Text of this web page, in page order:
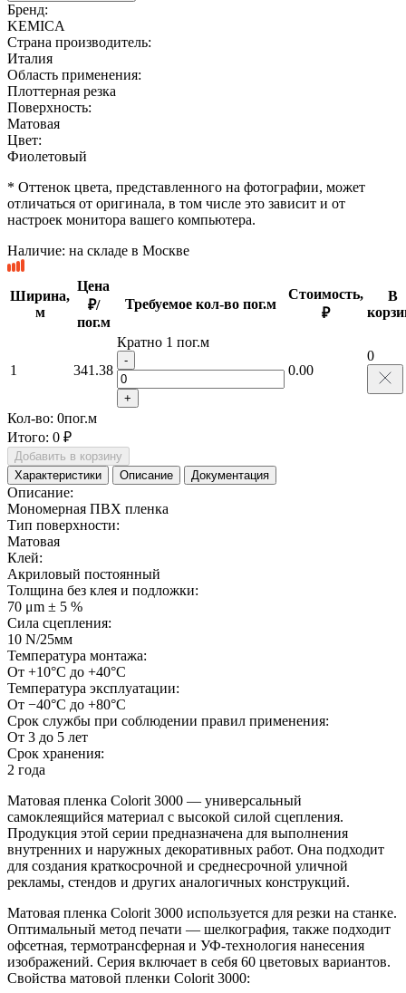
Бренд:
KEMICA
Страна производитель:
Италия
Область применения:
Плоттерная резка
Поверхность:
Матовая
Цвет:
Фиолетовый
* Оттенок цвета, представленного на фотографии, может
отличаться от оригинала, в том числе это зависит и от
настроек монитора вашего компьютера.
Наличие: на складе в Москве
Ширина,
м
Цена
₽/
пог.м
Требуемое кол-во пог.м
Стоимость,
₽
В
1 341.38
Кратно 1 пог.м
-
+
0.00
0
Кол-во: 0пог.м
Итого: 0 ₽
Добавить в корзину
Характеристики
Описание Документация
Описание:
Мономерная ПВХ пленка
Тип поверхности:
Матовая
Клей:
Акриловый постоянный
Толщина без клея и подложки:
70 μm ± 5 %
Сила сцепления:
10 N/25мм
Температура монтажа:
От +10°С до +40°С
Температура эксплуатации:
От −40°С до +80°С
Срок службы при соблюдении правил применения:
От 3 до 5 лет
Срок хранения:
2 года
Матовая пленка Colorit 3000 — универсальный
самоклеящийся материал с высокой силой сцепления.
Продукция этой серии предназначена для выполнения
внутренних и наружных декоративных работ. Она подходит
для создания краткосрочной и среднесрочной уличной
рекламы, стендов и других аналогичных конструкций.
Матовая пленка Colorit 3000 используется для резки на станке.
Оптимальный метод печати — шелкография, также подходит
офсетная, термотрансферная и УФ-технология нанесения
изображений. Серия включает в себя 60 цветовых вариантов.
Свойства матовой пленки Colorit 3000: